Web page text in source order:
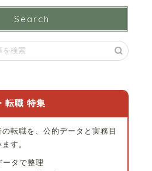
Search
転職 特集
転職を、公的データと実務目
す。
ータで整理